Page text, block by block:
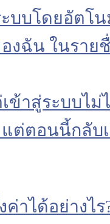
บบโดยอัตโ
ฉัน ในราย
ข้าสู่ระบบไม่
ต่ตอนนี้กลับ
าได้อย่างไร